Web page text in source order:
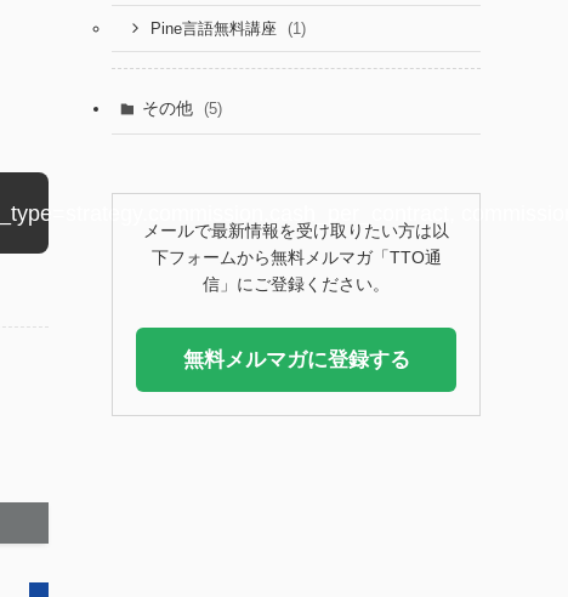
Pine言語無料講座 (1)
その他 (5)
メールで最新情報を受け取りたい方は以
下フォームから無料メルマガ「TTO通
信」にご登録ください。
無料メルマガに登録する